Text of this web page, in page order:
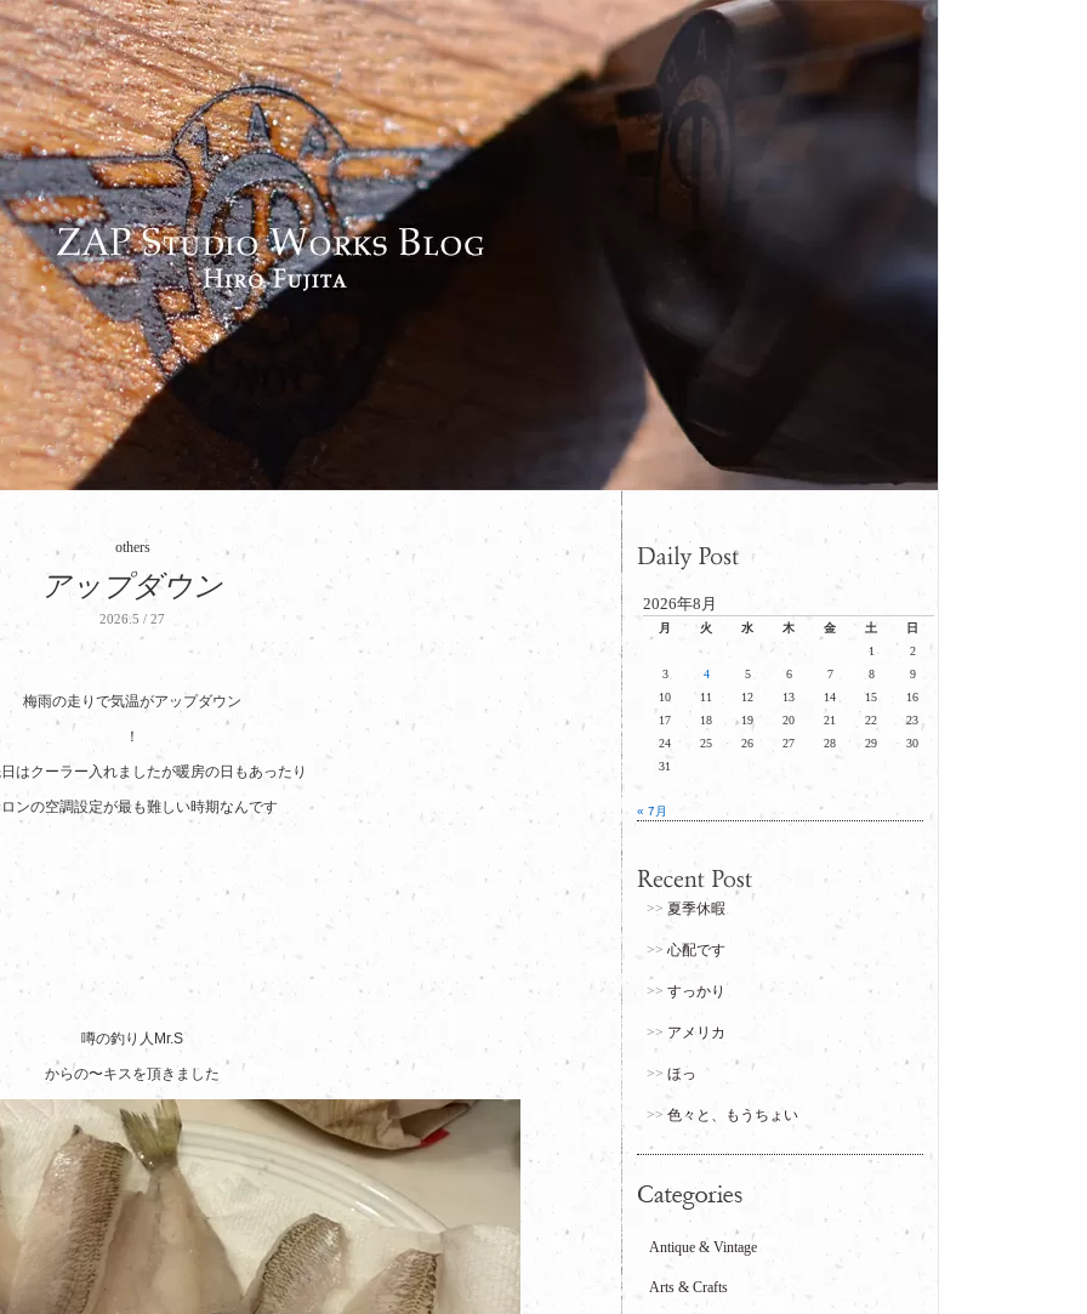
others
アップダウン
2026.5 / 27
梅雨の走りで気温がアップダウン
！
はクーラー入れましたが暖房の日もあったり
ンの空調設定が最も難しい時期なんです
噂の釣り人Mr.S
からの〜キスを頂きました
2026年8月
月 火 水 木 金 土
日
1
2
3
4 5 6 7 8
9
10
11 12 13 14 15
16
17
18 19 20 21 22
23
24
25 26 27 28 29
30
31
« 7月
夏季休暇
心配です
すっかり
アメリカ
ほっ
色々と、もうちょい
Antique & Vintage
Arts & Crafts